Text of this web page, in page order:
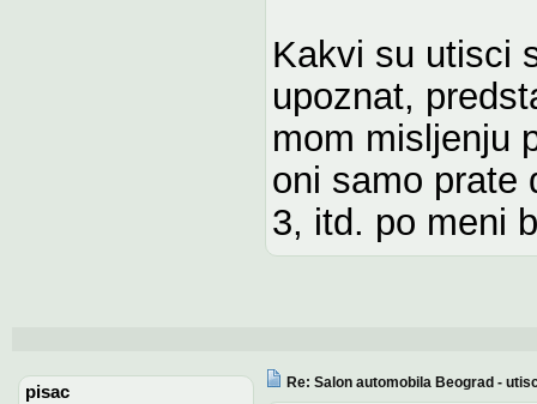
Kakvi su utisci
upoznat,
mom misljenju
oni samo prate
3, itd. po meni
pisac
Re: Salon automobila Beograd -